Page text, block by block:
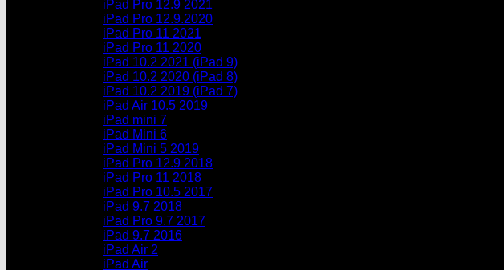
iPad Pro 12.9 2021
iPad Pro 12.9.2020
iPad Pro 11 2021
iPad Pro 11 2020
iPad 10.2 2021 (iPad 9)
iPad 10.2 2020 (iPad 8)
iPad 10.2 2019 (iPad 7)
iPad Air 10.5 2019
iPad mini 7
iPad Mini 6
iPad Mini 5 2019
iPad Pro 12.9 2018
iPad Pro 11 2018
iPad Pro 10.5 2017
iPad 9.7 2018
iPad Pro 9.7 2017
iPad 9.7 2016
iPad Air 2
iPad Air